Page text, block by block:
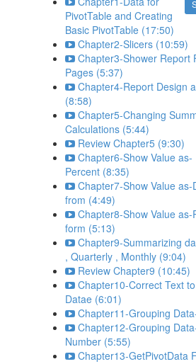
PivotTable and Creating
Basic PivotTable (17:50)
Chapter2-Slicers (10:59)
Chapter3-Shower Report
Pages (5:37)
Chapter4-Report Design
(8:58)
Chapter5-Changing
Calculations (5:44)
Review Chapter5 (9:30)
Chapter6-Show Value as-
Percent (8:35)
Chapter7-Show Value as-
from (4:49)
Chapter8-Show Value as-
form (5:13)
Chapter9-Summarizing
, Quarterly , Monthly (9:04)
Review Chapter9 (10:45)
Chapter10-Correct Text to
Datae (6:01)
Chapter11-Grouping
Chapter12-Grouping
Number (5:55)
Chapter13-GetPivotData